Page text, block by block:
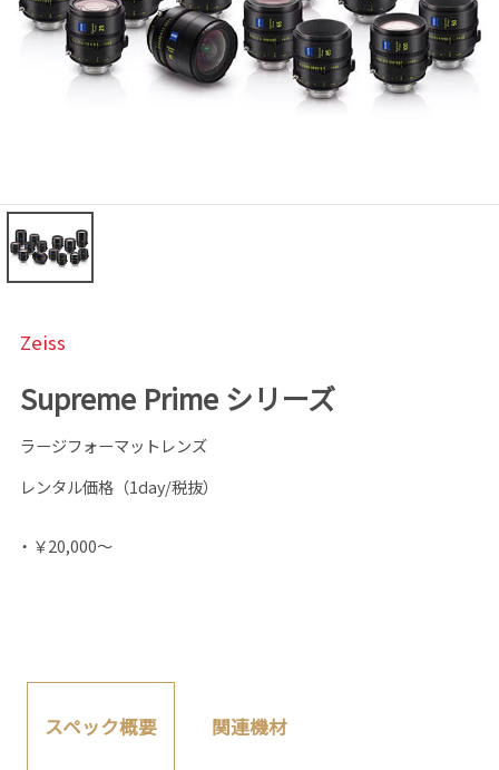
Zeiss
Supreme Prime シリーズ
ラージフォーマットレンズ
レンタル価格（1day/税抜）
・￥20,000～
スペック概要 関連機材